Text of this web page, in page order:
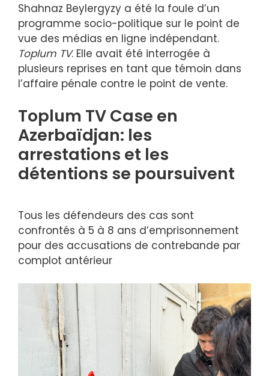
Shahnaz Beylergyzy a été la foule d’un
programme socio-politique sur le point de
vue des médias en ligne indépendant.
Toplum TV. Elle avait été interrogée à
plusieurs reprises en tant que témoin dans
l’affaire pénale contre le point de vente.
Toplum TV Case en
Azerbaïdjan: les
arrestations et les
détentions se poursuivent
Tous les défendeurs des cas sont
confrontés à 5 à 8 ans d’emprisonnement
pour des accusations de contrebande par
complot antérieur